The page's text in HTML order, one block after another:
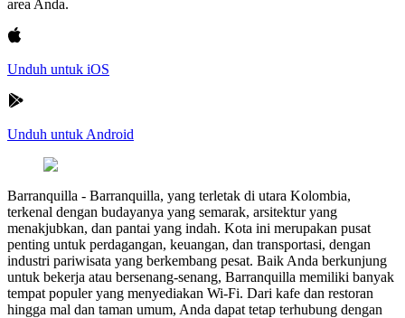
area Anda.
Unduh untuk iOS
Unduh untuk Android
Barranquilla - Barranquilla, yang terletak di utara Kolombia,
terkenal dengan budayanya yang semarak, arsitektur yang
menakjubkan, dan pantai yang indah. Kota ini merupakan pusat
penting untuk perdagangan, keuangan, dan transportasi, dengan
industri pariwisata yang berkembang pesat. Baik Anda berkunjung
untuk bekerja atau bersenang-senang, Barranquilla memiliki banyak
tempat populer yang menyediakan Wi-Fi. Dari kafe dan restoran
hingga mal dan taman umum, Anda dapat tetap terhubung dengan